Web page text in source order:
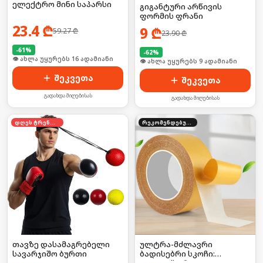
ელექტრო მინი საპარსი
23.4₾59.27₾
-61%
🛒 ბოლო 24სთ-ში იყიდა 22-მა
შეკვეთა
გადახდა მიღებისას
გიგანტური არწივის
ფორმის ფრანი
9 ₾23.90₾
-62%
🛒 ბოლო 24სთ-ში იყიდა 11-მა
შეკვეთა
გადახდა მიღებისას
დღეს ტრენდში
თავზე დასამაგრებელი
სავარჯიშო ბურთი
რეკომენდებული
ულტრა-მძლავრი
ბადისებრი სკოჩი: